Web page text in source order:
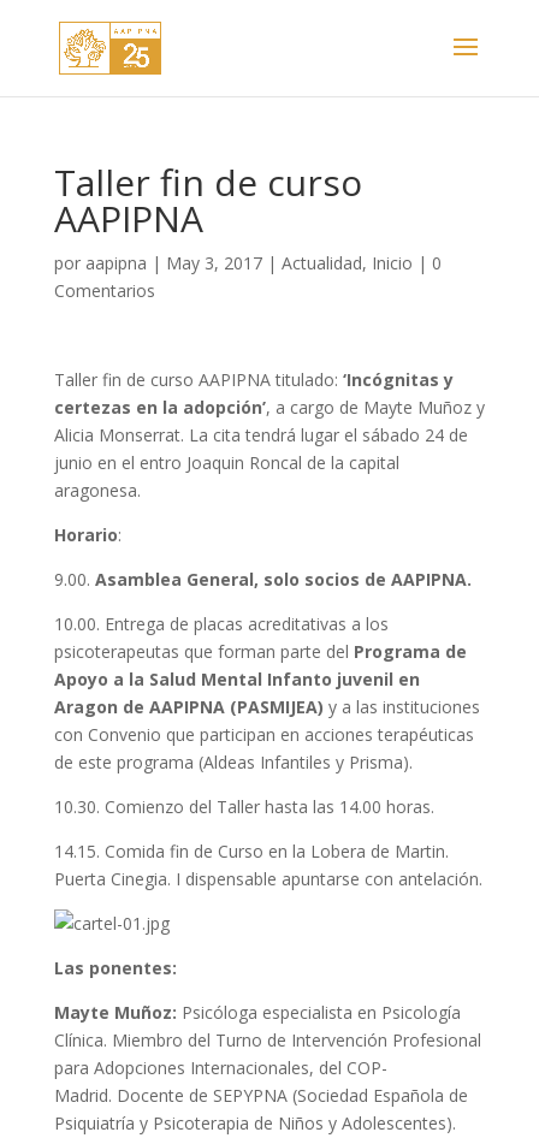
Taller fin de curso
AAPIPNA
por aapipna | May 3, 2017| Actualidad, Inicio | 0
Comentarios
Taller fin de curso AAPIPNA titulado: ‘Incógnitas y
certezas en la adopción’, a cargo de Mayte Muñoz y
Alicia Monserrat. La cita tendrá lugar el sábado 24 de
junio en el entro Joaquin Roncal de la capital
aragonesa.
Horario:
9.00. Asamblea General, solo socios de AAPIPNA.
10.00. Entrega de placas acreditativas a los
psicoterapeutas que forman parte del Programa de
Apoyo a la Salud Mental Infanto juvenil en
Aragon de AAPIPNA (PASMIJEA) y a las instituciones
con Convenio que participan en acciones terapéuticas
de este programa (Aldeas Infantiles y Prisma).
10.30. Comienzo del Taller hasta las 14.00 horas.
14.15. Comida fin de Curso en la Lobera de Martin.
Puerta Cinegia. I dispensable apuntarse con antelación.
Las ponentes:
Mayte Muñoz: Psicóloga especialista en Psicología
Clínica. Miembro del Turno de Intervención Profesional
para Adopciones Internacionales, del COP-
Madrid. Docente de SEPYPNA (Sociedad Española de
Psiquiatría y Psicoterapia de Niños y Adolescentes).